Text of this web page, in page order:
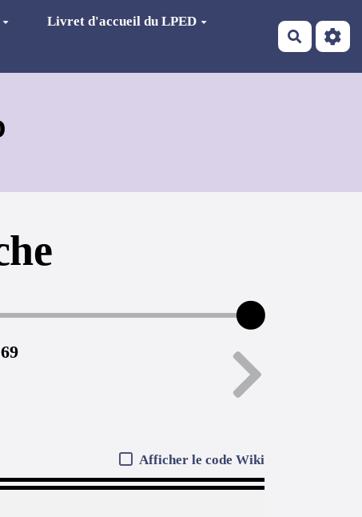
Livret d'accueil du LPED
Afficher le code Wiki